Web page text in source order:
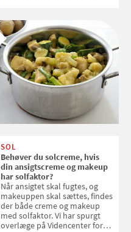
SOL
Behøver du solcreme, hvis
din ansigtscreme og makeup
har solfaktor?
Når ansigtet skal fugtes, og
makeuppen skal sættes, findes
der både creme og makeup
med solfaktor. Vi har spurgt
overlæge på Videncenter for